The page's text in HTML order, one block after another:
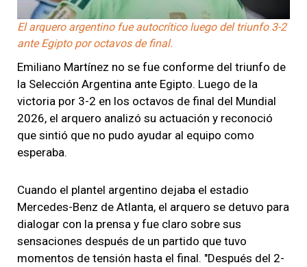
El arquero argentino fue autocrítico luego del triunfo 3-2
ante Egipto por octavos de final.
Emiliano Martínez no se fue conforme del triunfo de
la Selección Argentina ante Egipto. Luego de la
victoria por 3-2 en los octavos de final del Mundial
2026, el arquero analizó su actuación y reconoció
que sintió que no pudo ayudar al equipo como
esperaba.
Cuando el plantel argentino dejaba el estadio
Mercedes-Benz de Atlanta, el arquero se detuvo para
dialogar con la prensa y fue claro sobre sus
sensaciones después de un partido que tuvo
momentos de tensión hasta el final. "Después del 2-